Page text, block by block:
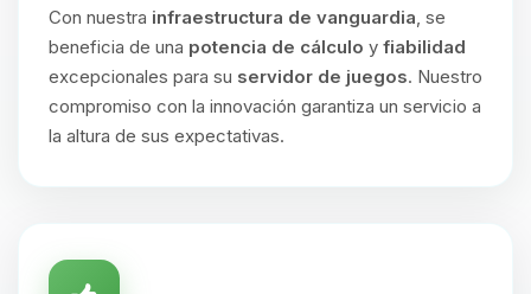
Con nuestra infraestructura de vanguardia, se
beneficia de una potencia de cálculo y fiabilidad
excepcionales para su servidor de juegos. Nuestro
compromiso con la innovación garantiza un servicio a
la altura de sus expectativas.